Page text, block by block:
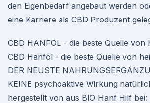
den Eigenbedarf angebaut werden
eine Karriere als CBD Produzent
CBD HANFÖL - die beste Quelle von
CBD Hanföl - die beste Quelle von
DER NEUSTE
KEINE psychoaktive Wirkung
hergestellt von aus BIO Hanf Hilf bei: